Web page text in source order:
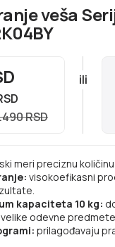
veša
RSD
ili
meri preciznu
visokoefikasni
kapaciteta 10 kg:
odevne
prilagođavaju